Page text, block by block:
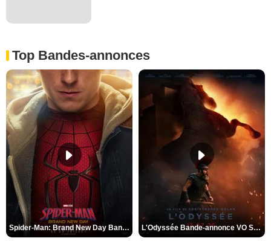
Top Bandes-annonces
Spider-Man: Brand New Day Bande-annonce VO STFR L'Odyssée Bande-annonce VO STFR